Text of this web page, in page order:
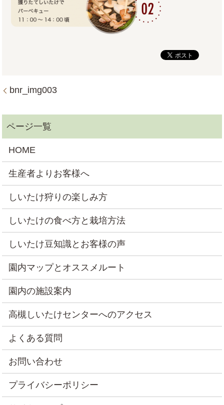
bnr_img003
HOME
生産者よりお客様へ
しいたけ狩りの楽しみ方
しいたけの食べ方と栽培方法
しいたけ豆知識とお客様の声
園内マップとオススメルート
園内の施設案内
高槻しいたけセンターへのアクセス
よくある質問
お問い合わせ
プライバシーポリシー